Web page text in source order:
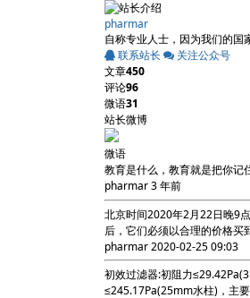
pharmar
自称专业人士，因为我们的
联系站长
关注公众号
文章450
评论96
微语31
站长微博
微语
教育是什么，教育就是把你记
pharmar3 年前
北京时间2020年2月22日晚9
后，它们必须以合理的价格买
pharmar2020-02-25 09:03
初效过滤器:初阻力
≤245.17Pa(25mm水柱)，主要